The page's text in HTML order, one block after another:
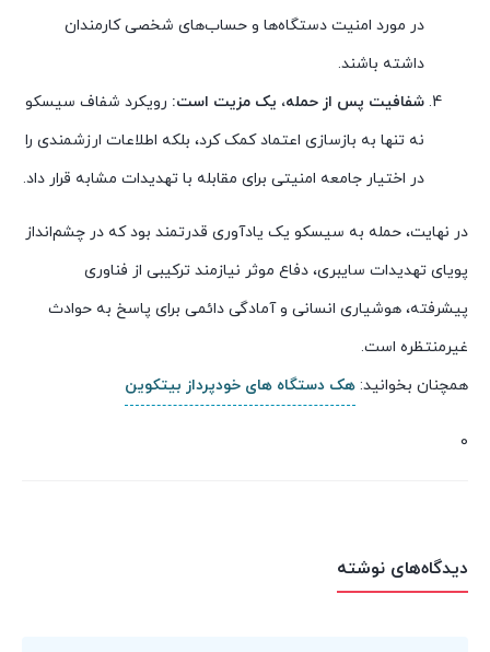
در مورد امنیت دستگاه‌ها و حساب‌های شخصی کارمندان
داشته باشند.
شفافیت پس از حمله، یک مزیت است: رویکرد شفاف سیسکو
نه تنها به بازسازی اعتماد کمک کرد، بلکه اطلاعات ارزشمندی را
در اختیار جامعه امنیتی برای مقابله با تهدیدات مشابه قرار داد.
در نهایت، حمله به سیسکو یک یادآوری قدرتمند بود که در چشم‌انداز
پویای تهدیدات سایبری، دفاع موثر نیازمند ترکیبی از فناوری
پیشرفته، هوشیاری انسانی و آمادگی دائمی برای پاسخ به حوادث
غیرمنتظره است.
همچنان بخوانید: هک دستگاه های خودپرداز بیتکوین
0
دیدگاه‌های نوشته